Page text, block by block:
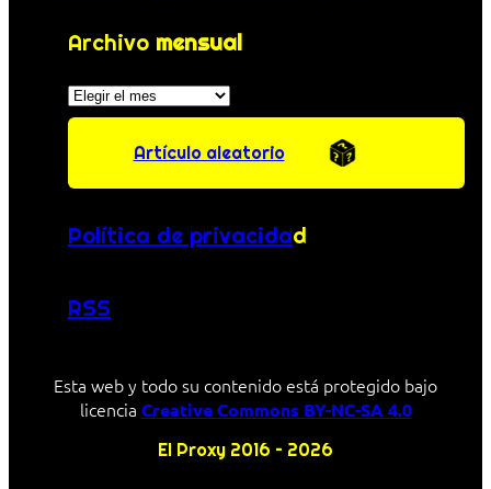
Archivo mensual
Archivos
Artículo aleatorio
Política de privacidad
RSS
Esta web y todo su contenido está protegido bajo
licencia Creative Commons BY-NC-SA 4.0
El Proxy 2016 – 2026